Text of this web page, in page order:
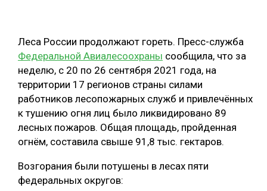
БИОЭНЕРГЕТИКА
ЛЕСОВОССТАНОВЛЕНИЕ И ЗАЩИТА
ЛОГИСТИКА
ПРОИЗВОДСТВО ДРЕВЕСНЫХ ПЛИТ
ЦБП
КОМПЛЕКСНАЯ ПЕРЕРАБОТКА
ЛЕСОПИЛЕНИЕ
ТЕМАТИЧЕСКИЕ ПРОЕКТЫ
ПОДБОРКИ СТАТЕЙ
Леса России продолжают гореть. Пресс-служба
Федеральной Авиалесоохраны сообщила, что за
неделю, с 20 по 26 сентября 2021 года, на
территории 17 регионов страны силами
работников лесопожарных служб и привлечённых
к тушению огня лиц было ликвидировано 89
лесных пожаров. Общая площадь, пройденная
огнём, составила свыше 91,8 тыс. гектаров.
Возгорания были потушены в лесах пяти
федеральных округов: